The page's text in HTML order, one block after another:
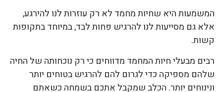
המשמעות היא שחיות מחמד לא רק עוזרות לנו להירגע,
אלא גם מסייעות לנו להרגיש פחות לבד, במיוחד בתקופות
קשות.
רבים מבעלי חיות המחמד מדווחים כי רק נוכחותה של החיה
שלהם מספיקה כדי לגרום להם להרגיש בטוחים יותר
ונינוחים יותר. הכלב שמקבל אתכם בשמחה כשאתם